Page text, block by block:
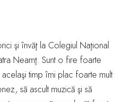
şi învăţ la Colegiul Naţional
Neamţ. Sunt o fire foarte
timp îmi plac foarte mult
să ascult muzică şi să